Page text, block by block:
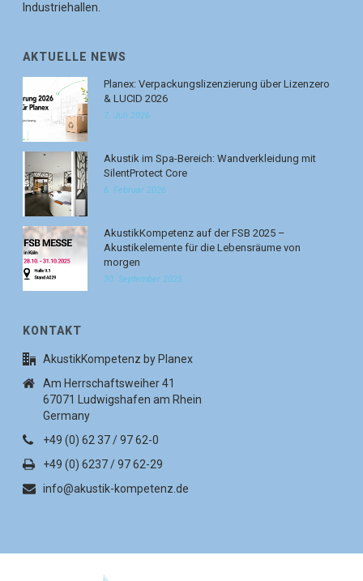
Industriehallen.
AKTUELLE NEWS
Planex: Verpackungslizenzierung über Lizenzero
& LUCID 2026
7. Juli 2026
Akustik im Spa-Bereich: Wandverkleidung mit
SilentProtect Core
6. Februar 2026
AkustikKompetenz auf der FSB 2025 –
Akustikelemente für die Lebensräume von
morgen
30. September 2025
KONTAKT
AkustikKompetenz by Planex
Am Herrschaftsweiher 41
67071 Ludwigshafen am Rhein
Germany
+49 (0) 62 37 / 97 62-0
+49 (0) 6237 / 97 62-29
info@akustik-kompetenz.de